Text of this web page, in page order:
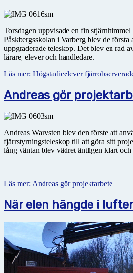
Torsdagen uppvisade en fin stjärnhimmel
Påskbergsskolan i Varberg blev de första
uppgraderade teleskop. Det blev en rad
lärare, elever och handledare.
Läs mer: Högstadieelever
Andreas gör
Andreas Warvsten blev den förste att
fjärrstyrningsteleskop till att göra sitt
lång väntan blev vädret äntligen klart och
Läs mer: Andreas gör projektarbete
När elen hängde i